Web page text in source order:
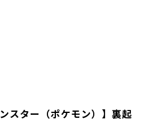
スター（ポケモン）】裏起